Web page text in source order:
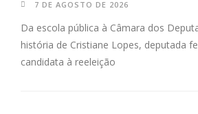
7 DE AGOSTO DE 2026
Da escola pública à Câmara dos
história de Cristiane Lopes, deputada
candidata à reeleição